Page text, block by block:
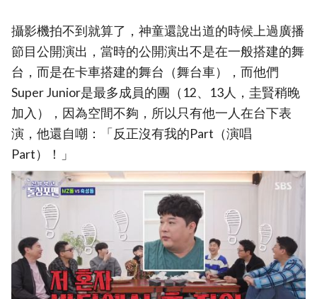
攝影機拍不到就算了，神童還說出道的時候上過廣播
節目公開演出，當時的公開演出不是在一般搭建的舞
台，而是在卡車搭建的舞台（舞台車），而他們
Super Junior是最多成員的團（12、13人，圭賢稍晚
加入），因為空間不夠，所以只有他一人在台下表
演，他還自嘲：「反正沒有我的Part（演唱
Part）！」